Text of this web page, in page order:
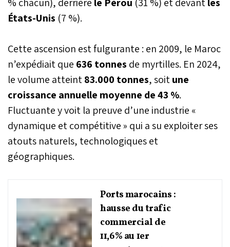
États-Unis (7 %).
Cette ascension est fulgurante : en 2009, le Maroc
n’expédiait que 636 tonnes de myrtilles. En 2024,
le volume atteint83.000 tonnes, soitune
croissance annuelle moyenne de 43 %.
Fluctuante y voit la preuve d’une industrie «
dynamique et compétitive » qui a su exploiter ses
atouts naturels, technologiques et
géographiques.
Ports marocains :
hausse du trafic
commercial de
11,6% au 1er